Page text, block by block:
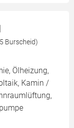
Burscheid)
Ölheizung,
Kamin /